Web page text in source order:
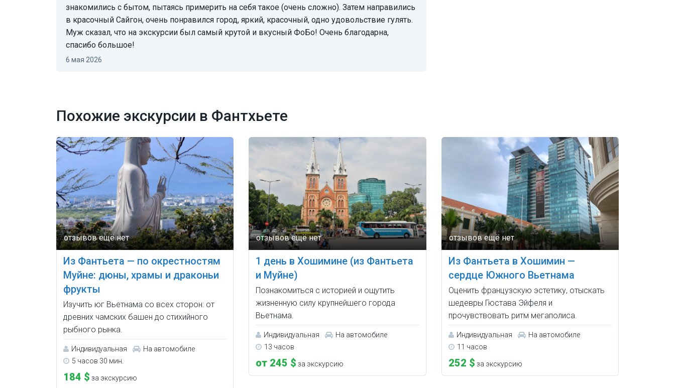
знакомились с бытом, пытаясь примерить на себя такое (очень сложно). Затем направились
в красочный Сайгон, очень понравился город, яркий, красочный, одно удовольствие гулять.
Муж сказал, что на экскурсии был самый крутой и вкусный ФоБо! Очень благодарна,
спасибо большое!
6 мая 2026
Похожие экскурсии в Фантхьете
Из Фантьета — по окрестностям
Муйне: дюны, храмы и драконьи
фрукты
Изучить юг Вьетнама со всех сторон: от
древних чамских башен до стихийного
рыбного рынка.
Индивидуальная
На автомобиле
5 часов 30 мин.
184 $ за экскурсию
1 день в Хошимине (из Фантьета
и Муйне)
Познакомиться с историей и ощутить
жизненную силу крупнейшего города
Вьетнама.
Индивидуальная
На автомобиле
13 часов
от 245 $ за экскурсию
Из Фантьета в Хошимин —
сердце Южного Вьетнама
Оценить французскую эстетику, отыскать
шедевры Гюстава Эйфеля и
прочувствовать ритм мегаполиса.
Индивидуальная
На автомобиле
11 часов
252 $ за экскурсию